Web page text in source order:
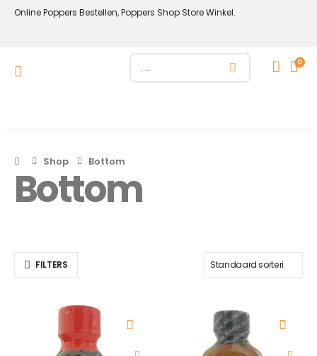
Online Poppers Bestellen, Poppers Shop Store Winkel.
0
Shop Bottom
Bottom
FILTERS